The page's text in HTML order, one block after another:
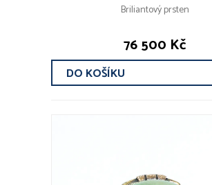
Briliantový prsten
76 500 Kč
DO KOŠÍKU